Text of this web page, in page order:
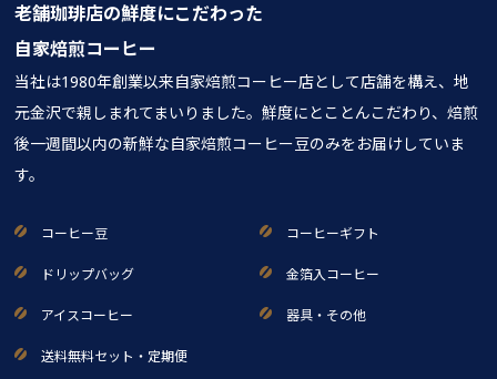
老舗珈琲店の鮮度にこだわった
自家焙煎コーヒー
当社は1980年創業以来自家焙煎コーヒー店として店舗を構え、地
元金沢で親しまれてまいりました。鮮度にとことんこだわり、焙煎
後一週間以内の新鮮な自家焙煎コーヒー豆のみをお届けしていま
す。
コーヒー豆 コーヒーギフト
ドリップバッグ 金箔入コーヒー
アイスコーヒー 器具・その他
送料無料セット・定期便